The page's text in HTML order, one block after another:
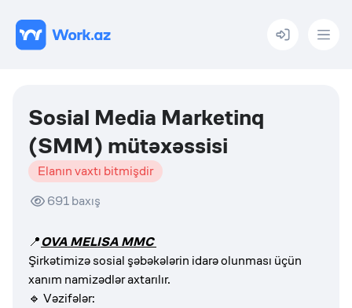
Menu
Sosial Media Marketinq
(SMM) mütəxəssisi
Elanın vaxtı bitmişdir
691baxış
📍OVA MELISA MMC
Şirkətimizə sosial şəbəkələrin idarə olunması üçün
xanım namizədlər axtarılır.
🔹 Vəzifələr: